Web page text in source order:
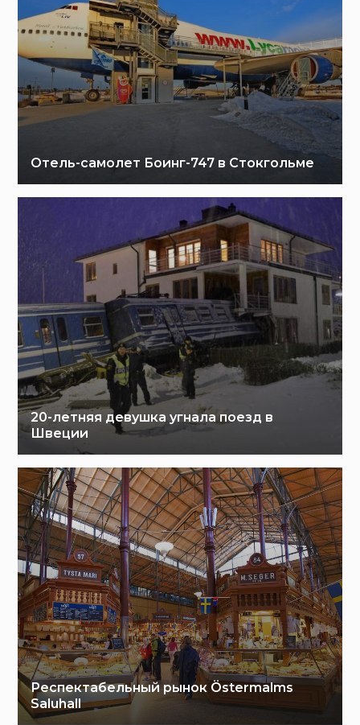
Отель-самолет Боинг-747 в Стокгольме
20-летняя девушка угнала поезд в
Швеции
Респектабельный рынок Östermalms
Saluhall